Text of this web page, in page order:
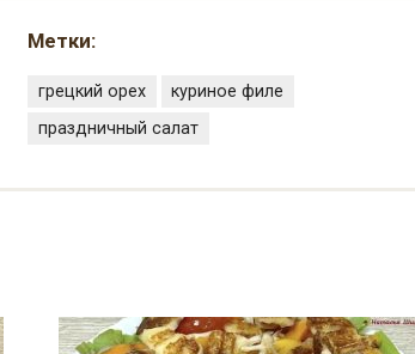
Метки:
грецкий орех
куриное филе
праздничный салат